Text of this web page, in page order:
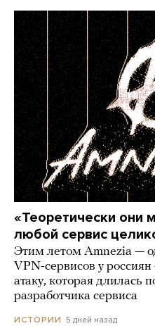
«Теоретически они
любой сервис
Этим летом Amnezia —
VPN-сервисов у
атаку, которая длилась
разработчика сервиса
ИСТОРИИ 5 дней назад